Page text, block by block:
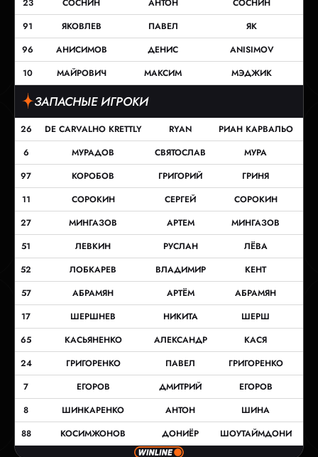
91
ЯКОВЛЕВ ПАВЕЛ
ЯК
96
АНИСИМОВ ДЕНИС
ANISIMOV
10
МАЙРОВИЧ МАКСИМ МЭДЖИК
ЗАПАСНЫЕ ИГРОКИ
26 DE CARVALHO KRETTLY RYAN
РИАН КАРВАЛЬО
6
МУРАДОВ СВЯТОСЛАВ
МУРА
97
КОРОБОВ ГРИГОРИЙ
ГРИНЯ
11
СОРОКИН СЕРГЕЙ
СОРОКИН
27
МИНГАЗОВ АРТЕМ
МИНГАЗОВ
51
ЛЕВКИН РУСЛАН
ЛЁВА
52
ЛОБКАРЕВ ВЛАДИМИР
КЕНТ
57
АБРАМЯН АРТЁМ
АБРАМЯН
17
ШЕРШНЕВ НИКИТА
ШЕРШ
65
КАСЬЯНЕНКО АЛЕКСАНДР
КАСЯ
24
ГРИГОРЕНКО ПАВЕЛ
ГРИГОРЕНКО
7
ЕГОРОВ ДМИТРИЙ
ЕГОРОВ
8
ШИНКАРЕНКО АНТОН
ШИНА
88
КОСИМЖОНОВ ДОНИЁР ШОУТАЙМДОНИ